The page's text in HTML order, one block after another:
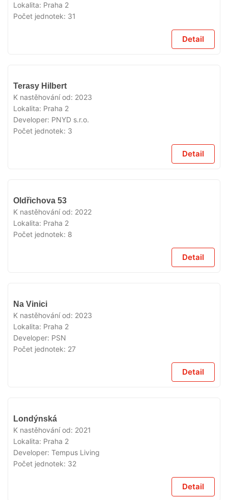
Lokalita: Praha 2
Počet jednotek: 31
Detail
Terasy Hilbert
K nastěhování od: 2023
Lokalita: Praha 2
Developer: PNYD s.r.o.
Počet jednotek: 3
Detail
Oldřichova 53
K nastěhování od: 2022
Lokalita: Praha 2
Počet jednotek: 8
Detail
Na Vinici
K nastěhování od: 2023
Lokalita: Praha 2
Developer: PSN
Počet jednotek: 27
Detail
Londýnská
K nastěhování od: 2021
Lokalita: Praha 2
Developer: Tempus Living
Počet jednotek: 32
Detail